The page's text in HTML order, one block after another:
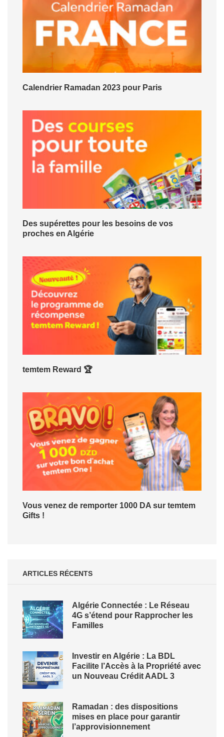
Calendrier Ramadan 2023 pour Paris
Des supérettes pour les besoins de vos
proches en Algérie
temtem Reward 🏆
Vous venez de remporter 1000 DA sur temtem
Gifts !
ARTICLES RÉCENTS
Algérie Connectée : Le Réseau
4G s’étend pour Rapprocher les
Familles
Investir en Algérie : La BDL
Facilite l’Accès à la Propriété avec
un Nouveau Crédit AADL 3
Ramadan : des dispositions
mises en place pour garantir
l’approvisionnement